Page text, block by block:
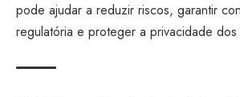
pode ajudar a reduzir riscos, garantir
regulatória e proteger a privacidade dos